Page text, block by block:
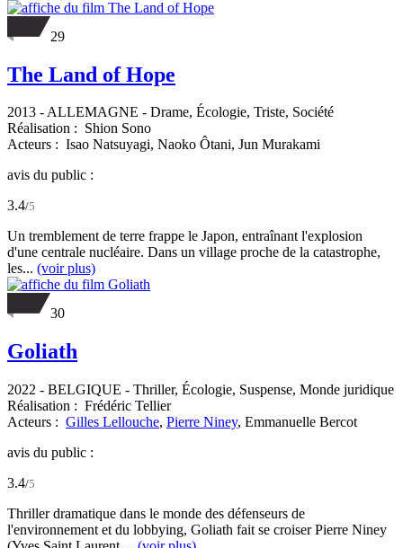
29
The Land of Hope
2013 -ALLEMAGNE - Drame, Écologie, Triste, Société
Réalisation : Shion Sono
Acteurs : Isao Natsuyagi, Naoko Ôtani, Jun Murakami
avis du public :
3.4/5
Un tremblement de terre frappe le Japon, entraînant l'explosion
d'une centrale nucléaire. Dans un village proche de la catastrophe,
les... (voir plus)
30
Goliath
2022 - BELGIQUE - Thriller, Écologie, Suspense, Monde juridique
Réalisation : Frédéric Tellier
Acteurs : Gilles Lellouche, Pierre Niney, Emmanuelle Bercot
avis du public :
3.4/5
Thriller dramatique dans le monde des défenseurs de
l'environnement et du lobbying, Goliath fait se croiser Pierre Niney